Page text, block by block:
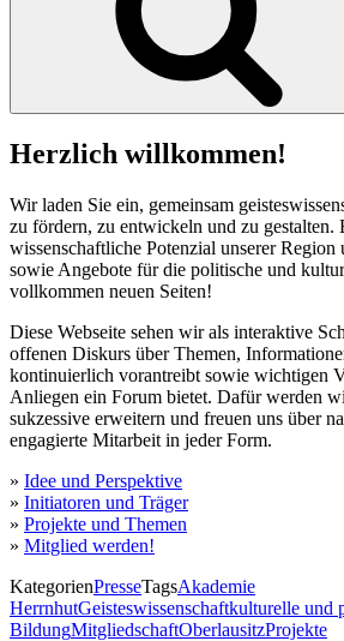
Herzlich willkommen!
Wir laden Sie ein, gemeinsam
zu fördern, zu entwickeln und zu gestalten.
wissenschaftliche Potenzial unserer Region
sowie Angebote für die politische und
vollkommen neuen Seiten!
Diese Webseite sehen wir als interaktive
offenen Diskurs über Themen,
kontinuierlich vorantreibt sowie wichtigen
Anliegen ein Forum bietet. Dafür werden
sukzessive erweitern und freuen uns über
engagierte Mitarbeit in jeder Form.
» Idee und Perspektive
» Initiatoren und Träger
» Projekte und Themen
» Mitglied werden!
KategorienPresseTagsAkademie
HerrnhutGeisteswissenschaftkulturelle und
BildungMitgliedschaftOberlausitzProjekte